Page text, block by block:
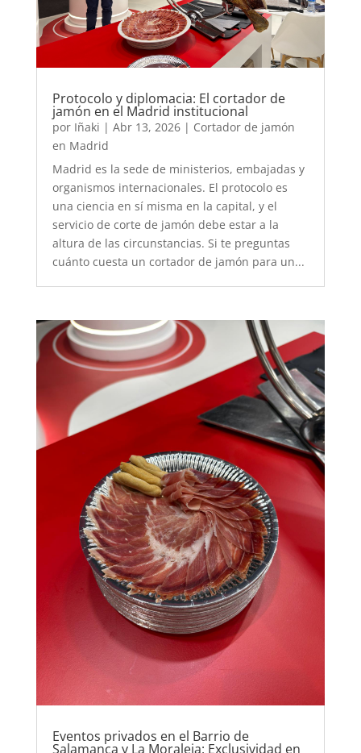
Protocolo y diplomacia: El cortador de
jamón en el Madrid institucional
por Iñaki | Abr 13, 2026| Cortador de jamón
en Madrid
Madrid es la sede de ministerios, embajadas y
organismos internacionales. El protocolo es
una ciencia en sí misma en la capital, y el
servicio de corte de jamón debe estar a la
altura de las circunstancias. Si te preguntas
cuánto cuesta un cortador de jamón para un...
Eventos privados en el Barrio de
Salamanca y La Moraleja: Exclusividad en